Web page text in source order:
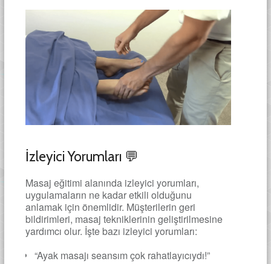
İzleyici Yorumları 💬
Masaj eğitimi alanında izleyici yorumları,
uygulamaların ne kadar etkili olduğunu
anlamak için önemlidir. Müşterilerin geri
bildirimleri, masaj tekniklerinin geliştirilmesine
yardımcı olur. İşte bazı izleyici yorumları:
“Ayak masajı seansım çok rahatlayıcıydı!”